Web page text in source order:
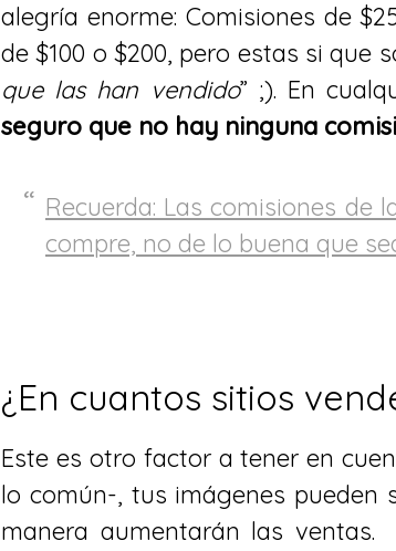
alegría enorme: Comisiones de
de $100 o $200, pero estas si que
que las han vendido” ;). En
seguro que no hay ninguna
Recuerda: Las comisiones de
compre, no de lo buena que
¿En cuantos sitios
Este es otro factor a tener en
lo común-, tus imágenes pueden
manera aumentarán las